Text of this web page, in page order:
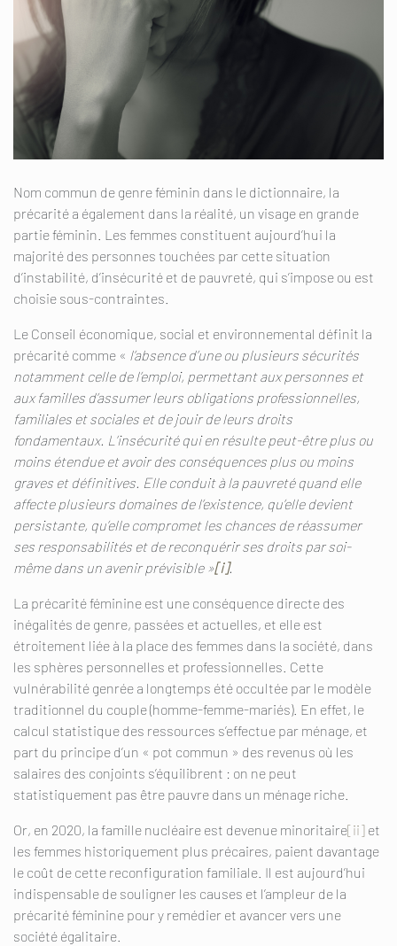
Nom commun de genre féminin dans le dictionnaire, la
précarité a également dans la réalité, un visage en grande
partie féminin. Les femmes constituent aujourd’hui la
majorité des personnes touchées par cette situation
d’instabilité, d’insécurité et de pauvreté, qui s’impose ou est
choisie sous-contraintes.
Le Conseil économique, social et environnemental définit la
précarité comme « l’absence d’une ou plusieurs sécurités
notamment celle de l’emploi, permettant aux personnes et
aux familles d’assumer leurs obligations professionnelles,
familiales et sociales et de jouir de leurs droits
fondamentaux. L’insécurité qui en résulte peut-être plus ou
moins étendue et avoir des conséquences plus ou moins
graves et définitives. Elle conduit à la pauvreté quand elle
affecte plusieurs domaines de l’existence, qu’elle devient
persistante, qu’elle compromet les chances de réassumer
ses responsabilités et de reconquérir ses droits par soi-
même dans un avenir prévisible »[i].
La précarité féminine est une conséquence directe des
inégalités de genre, passées et actuelles, et elle est
étroitement liée à la place des femmes dans la société, dans
les sphères personnelles et professionnelles. Cette
vulnérabilité genrée a longtemps été occultée par le modèle
traditionnel du couple (homme-femme-mariés). En effet, le
calcul statistique des ressources s’effectue par ménage, et
part du principe d’un « pot commun » des revenus où les
salaires des conjoints s’équilibrent : on ne peut
statistiquement pas être pauvre dans un ménage riche.
Or, en 2020, la famille nucléaire est devenue minoritaire[ii] et
les femmes historiquement plus précaires, paient davantage
le coût de cette reconfiguration familiale. Il est aujourd’hui
indispensable de souligner les causes et l’ampleur de la
précarité féminine pour y remédier et avancer vers une
société égalitaire.